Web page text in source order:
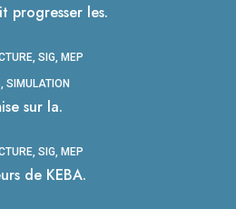
progresser les.
SIG, MEP
SIMULATION
sur la.
SIG, MEP
de KEBA.